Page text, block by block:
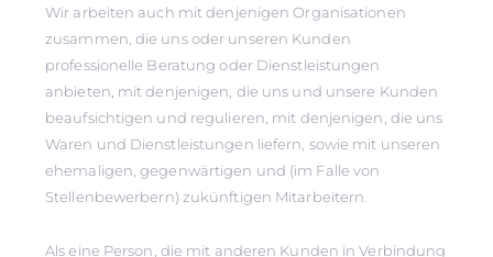
Wir arbeiten auch mit denjenigen Organisationen
zusammen, die uns oder unseren Kunden
professionelle Beratung oder Dienstleistungen
anbieten, mit denjenigen, die uns und unsere Kunden
beaufsichtigen und regulieren, mit denjenigen, die uns
Waren und Dienstleistungen liefern, sowie mit unseren
ehemaligen, gegenwärtigen und (im Falle von
Stellenbewerbern) zukünftigen Mitarbeitern.
Als eine Person, die mit anderen Kunden in Verbindung